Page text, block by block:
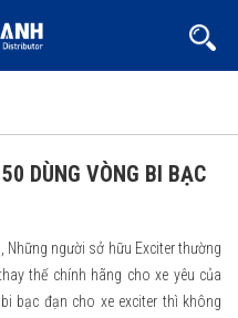
DÙNG VÒNG BI BẠC
Những người sở hữu Exciter thường
thế chính hãng cho xe yêu của
bạc đạn cho xe exciter thì không